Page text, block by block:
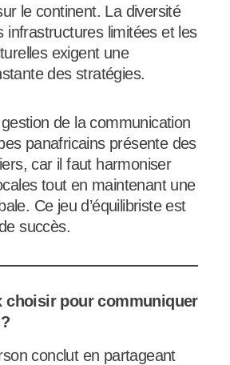
le continent. La diversité
infrastructures limitées et les
exigent une
des stratégies.
de la communication
panafricains présente des
car il faut harmoniser
tout en maintenant une
Ce jeu d’équilibriste est
succès.
choisir pour communiquer
conclut en partageant